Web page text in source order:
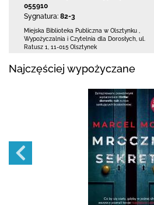
055910
Sygnatura: 82-3
Miejska Biblioteka Publiczna w Olsztynku
Wypożyczalnia i Czytelnia dla Dorosłych, ul.
Ratusz 1
11-015 Olsztynek
Najczęściej wypożyczane